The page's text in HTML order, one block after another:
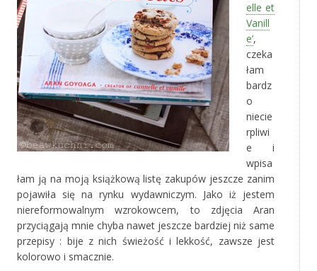
elle et
Vanill
e’,
czeka
łam
bardz
o
niecie
rpliwi
e i
wpisa
łam ją na moją książkową listę zakupów jeszcze zanim
pojawiła się na rynku wydawniczym. Jako iż jestem
niereformowalnym wzrokowcem, to zdjęcia Aran
przyciągają mnie chyba nawet jeszcze bardziej niż same
przepisy : bije z nich świeżość i lekkość, zawsze jest
kolorowo i smacznie.